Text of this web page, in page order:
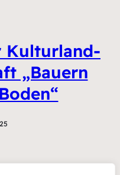
Kulturland-
„Bauern